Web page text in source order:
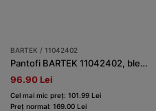
BARTEK / 11042402
Pantofi BARTEK 11042402, bleumarin-alb
96.90 Lei
Cel mai mic preț: 101.99 Lei
Preț normal: 169.00 Lei